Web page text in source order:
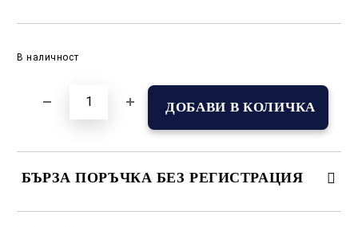
В наличност
БЪРЗА ПОРЪЧКА БЕЗ РЕГИСТРАЦИЯ